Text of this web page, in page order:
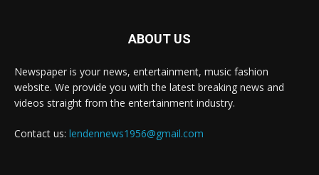
ABOUT US
Newspaper is your news, entertainment, music fashion
website. We provide you with the latest breaking news and
videos straight from the entertainment industry.
Contact us: lendennews1956@gmail.com